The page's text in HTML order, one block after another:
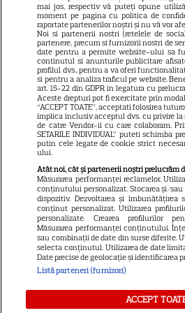
zile ne-a
Litoral
Jorge,
găsit
devastat.
turiștii
Fiul Deei
intrat la
din
fără
mai jos, respectiv vă puteți opune
moment pe pagina cu politica de
raportate partenerilor noștri și nu vă vor
Noi si partenerii nostri (retelele de
partenere, precum si furnizorii nostri de
date pentru a permite website-ului sa
continutul si anunturile publicitare
profilul dvs., pentru a va oferi
si pentru a analiza traficul pe website.
art. 15-22 din GDPR in legatura cu
Aceste drepturi pot fi exercitate prin
“ACCEPT TOATE”, acceptati folosirea
implica inclusiv acceptul dvs. cu privire
de catre Vendor-ii cu care colaboram.
SETARILE INDIVIDUAL” puteti schimba
putin cele legate de cookie strict
ului.
Atât noi, cât și partenerii noștri prelucrăm
Măsurarea performanței reclamelor.
conținutului personalizat. Stocarea și/
dispozitiv. Dezvoltarea și îmbunătățirea
conținut personalizat. Utilizarea
personalizate. Crearea profilurilor
Măsurarea performanței conținutului.
sau combinații de date din surse diferite.
selecta conținutul. Utilizarea de date
Date precise de geolocație și identificarea
Listă parteneri (furnizori)
ACCEPT